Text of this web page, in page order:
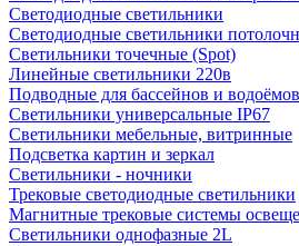
Светодиодные светильники
Светодиодные светильники
Светильники точечные (Spot)
Линейные светильники 220в
Подводные для бассейнов и водоёмов
Светильники универсальные IP67
Светильники мебельные, витринные
Подсветка картин и зеркал
Светильники - ночники
Трековые светодиодные светильники
Магнитные трековые системы
Светильники однофазные 2L